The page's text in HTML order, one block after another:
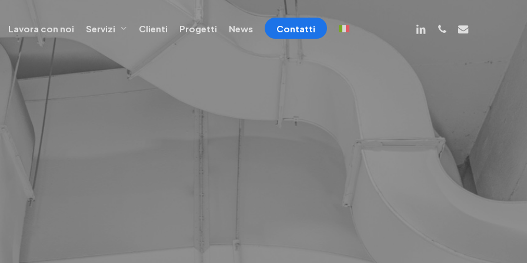
Lavora con noi Servizi
di offerta
energia
EPC (Contratto di
energetica)
Progettazione impiantistica Certificazioni energetiche (APE)
Monitoraggio consumi energetici
Clienti Progetti News Contatti linkedinphoneemail